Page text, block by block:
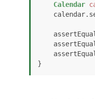
Calendar
}